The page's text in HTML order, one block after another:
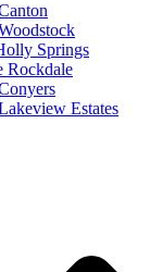
Springs
Rockdale
Estates